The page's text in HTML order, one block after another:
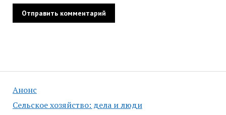
Анонс
Сельское хозяйство: дела и люди